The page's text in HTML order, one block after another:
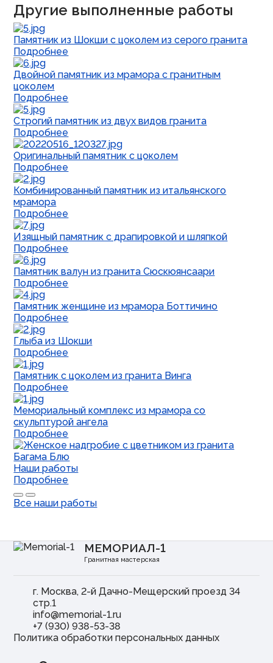
Другие выполненные работы
Памятник из Шокши с цоколем из серого гранита
Подробнее
Двойной памятник из мрамора с гранитным
цоколем
Подробнее
Строгий памятник из двух видов гранита
Подробнее
Оригинальный памятник с цоколем
Подробнее
Комбинированный памятник из итальянского
мрамора
Подробнее
Изящный памятник с драпировкой и шляпкой
Подробнее
Памятник валун из гранита Сюскюянсаари
Подробнее
Памятник женщине из мрамора Боттичино
Подробнее
Глыба из Шокши
Подробнее
Памятник с цоколем из гранита Винга
Подробнее
Мемориальный комплекс из мрамора со
скульптурой ангела
Подробнее
Наши работы
Подробнее
Все наши работы
МЕМОРИАЛ-1
Гранитная мастерская
г. Москва, 2-й Дачно-Мещерский проезд 34
стр.1
info@memorial-1.ru
+7 (930) 938-53-38
Политика обработки персональных данных